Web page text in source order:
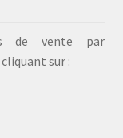
de vente par
sur :